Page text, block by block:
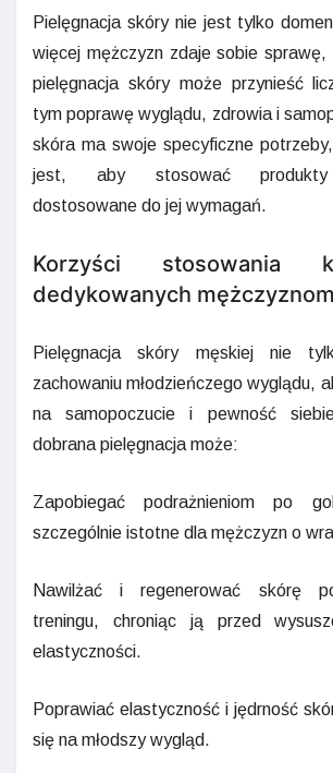
Pielęgnacja skóry nie jest tylko
więcej mężczyzn zdaje sobie sprawę,
pielęgnacja skóry może przynieść
tym poprawę wyglądu, zdrowia i
skóra ma swoje specyficzne
jest, aby stosować produkty
dostosowane do jej wymagań.
Korzyści stosowania
dedykowanych mężczyznom
Pielęgnacja skóry męskiej nie
zachowaniu młodzieńczego wyglądu,
na samopoczucie i pewność
dobrana pielęgnacja może:
Zapobiegać podrażnieniom po
szczególnie istotne dla mężczyzn o
Nawilżać i regenerować skórę
treningu, chroniąc ją przed
elastyczności.
Poprawiać elastyczność i jędrność
się na młodszy wygląd.